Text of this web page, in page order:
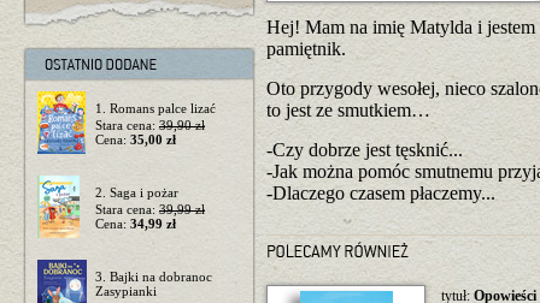
1. Romans palce lizać
Stara cena: 39,90 zł
Cena: 35,00 zł
2. Saga i pożar
Stara cena: 39,99 zł
Cena: 34,99 zł
3. Bajki na dobranoc
Zasypianki
Hej! Mam na imię Matylda i
pamiętnik.
Oto przygody wesołej, nieco
to jest ze smutkiem…
-Czy dobrze jest tęsknić...
-Jak można pomóc smutnemu
-Dlaczego czasem płaczemy...
tytuł: